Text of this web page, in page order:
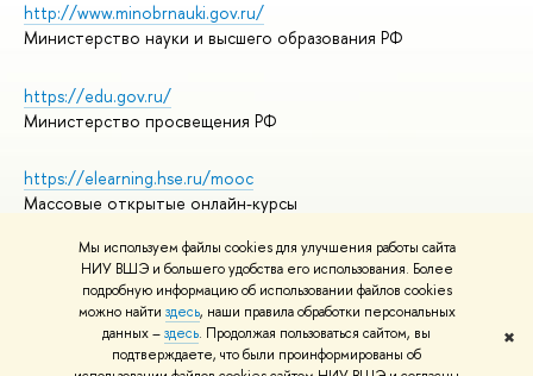
Мы используем файлы cookies для улучшения работы сайта
НИУ ВШЭ и большего удобства его использования. Более
подробную информацию об использовании файлов cookies
можно найти здесь, наши правила обработки персональных
данных –здесь. Продолжая пользоваться сайтом, вы
подтверждаете, что были проинформированы об
✖
http://www.minobrnauki.gov.ru/
Министерство науки и высшего образования РФ
https://edu.gov.ru/
Министерство просвещения РФ
https://elearning.hse.ru/mooc
Массовые открытые онлайн-курсы
© НИУ ВШЭ 1993–2026
Адреса и контакты
Условия использования материалов
Политика конфиденциальности